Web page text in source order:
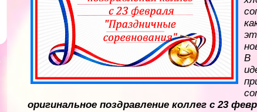
В
оригинальное поздравление коллег с 23